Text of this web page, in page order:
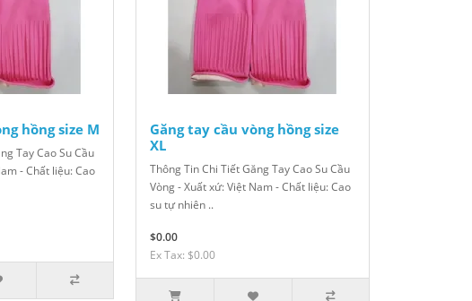
hồng size M
Tay Cao Su Cầu
- Chất liệu: Cao
Găng tay cầu vòng hồng size
XL
Thông Tin Chi Tiết Găng Tay Cao Su Cầu
Vòng - Xuất xứ: Việt Nam - Chất liệu: Cao
su tự nhiên ..
$0.00
Ex Tax: $0.00